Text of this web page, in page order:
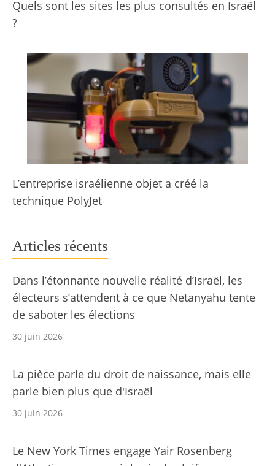
Quels sont les sites les plus consultés en Israël
?
L’entreprise israélienne objet a créé la
technique PolyJet
Articles récents
Dans l’étonnante nouvelle réalité d’Israël, les
électeurs s’attendent à ce que Netanyahu tente
de saboter les élections
30 juin 2026
La pièce parle du droit de naissance, mais elle
parle bien plus que d'Israël
30 juin 2026
Le New York Times engage Yair Rosenberg